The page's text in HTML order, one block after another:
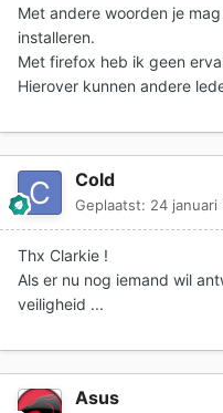
Met andere woorden je
installeren.
Met firefox heb ik geen
Hierover kunnen andere
Cold
Geplaatst: 24 januari
Thx Clarkie !
Als er nu nog iemand wil
veiligheid ...
Asus